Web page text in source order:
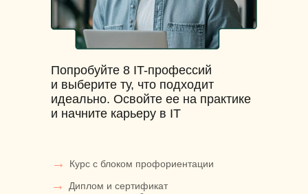
Попробуйте 8 IT-профессий
и выберите ту, что подходит
идеально. Освойте ее на практике
и начните карьеру в IT
→ Курс с блоком профориентации
→
Диплом и сертификат